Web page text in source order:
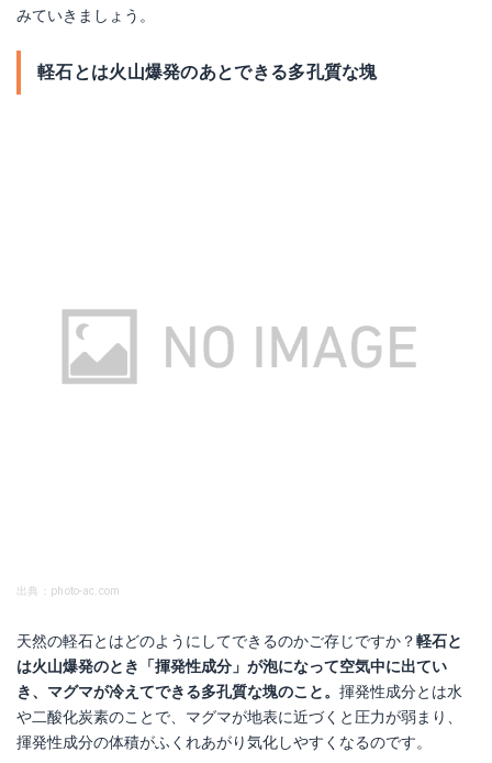
楽天で詳細を見る
みていきましょう。
軽石とは火山爆発のあとできる多孔質な塊
出典：photo-ac.com
天然の軽石とはどのようにしてできるのかご存じですか？軽石と
は火山爆発のとき「揮発性成分」が泡になって空気中に出てい
き、マグマが冷えてできる多孔質な塊のこと。 揮発性成分とは水
や二酸化炭素のことで、マグマが地表に近づくと圧力が弱まり、
揮発性成分の体積がふくれあがり気化しやすくなるのです。